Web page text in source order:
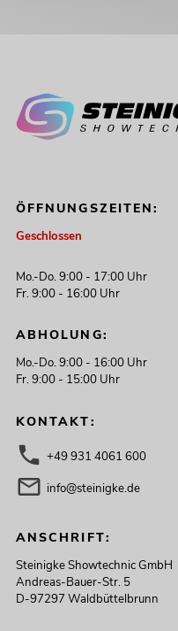
ÖFFNUNGSZEITEN:
Geschlossen
Mo.-Do. 9:00 - 17:00 Uhr
Fr. 9:00 - 16:00 Uhr
ABHOLUNG:
Mo.-Do. 9:00 - 16:00 Uhr
Fr. 9:00 - 15:00 Uhr
KONTAKT:
+49 931 4061 600
info@steinigke.de
ANSCHRIFT:
Steinigke Showtechnic GmbH
Andreas-Bauer-Str. 5
D-97297 Waldbüttelbrunn